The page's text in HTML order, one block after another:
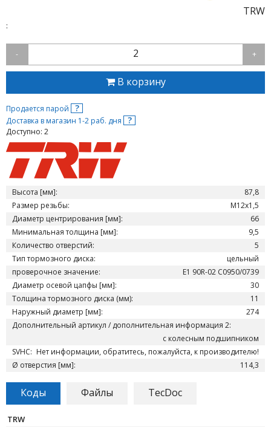
TRW
:
- 2 +
В корзину
Продается парой ?
Доставка в магазин 1-2 раб. дня ?
Доступно: 2
Высота [мм]:
87,8
Размер резьбы:
M12x1,5
Диаметр центрирования [мм]:
66
Минимальная толщина [мм]:
9,5
Количество отверстий:
5
Тип тормозного диска:
цельный
проверочное значение:
E1 90R-02 C0950/0739
Диаметр осевой цапфы [мм]:
30
Толщина тормозного диска (мм):
11
Наружный диаметр [мм]:
274
Дополнительный артикул / дополнительная информация 2:
с колесным подшипником
SVHC: Нет информации, обратитесь, пожалуйста, к производителю!
Ø отверстия [мм]:
114,3
Коды Файлы TecDoc
TRW